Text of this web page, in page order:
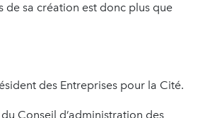
de sa création est donc plus que
des Entreprises pour la Cité.
Conseil d’administration des